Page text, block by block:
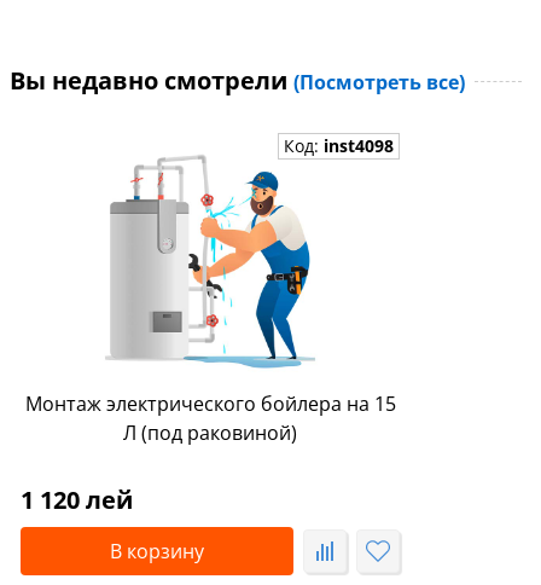
Вы недавно смотрели (Посмотреть все)
Код: inst4098
Монтаж электрического бойлера на 15
Л (под раковиной)
1 120 лей
В корзину